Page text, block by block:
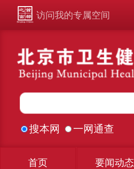
访问我的专属空间
搜本网 一网通查
首页 要闻动态